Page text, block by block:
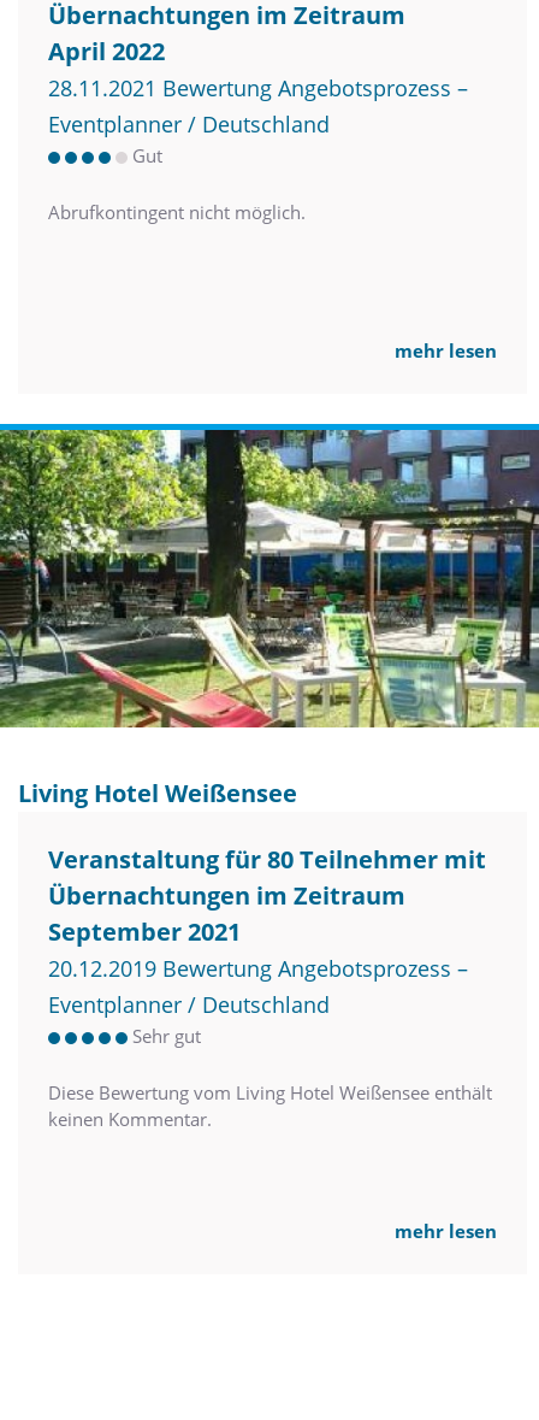
Übernachtungen im Zeitraum
April 2022
28.11.2021 Bewertung Angebotsprozess –
Eventplanner / Deutschland
Gut
Abrufkontingent nicht möglich.
mehr lesen
Living Hotel Weißensee
Veranstaltung für 80 Teilnehmer mit
Übernachtungen im Zeitraum
September 2021
20.12.2019 Bewertung Angebotsprozess –
Eventplanner / Deutschland
Sehr gut
Diese Bewertung vom Living Hotel Weißensee enthält
keinen Kommentar.
mehr lesen